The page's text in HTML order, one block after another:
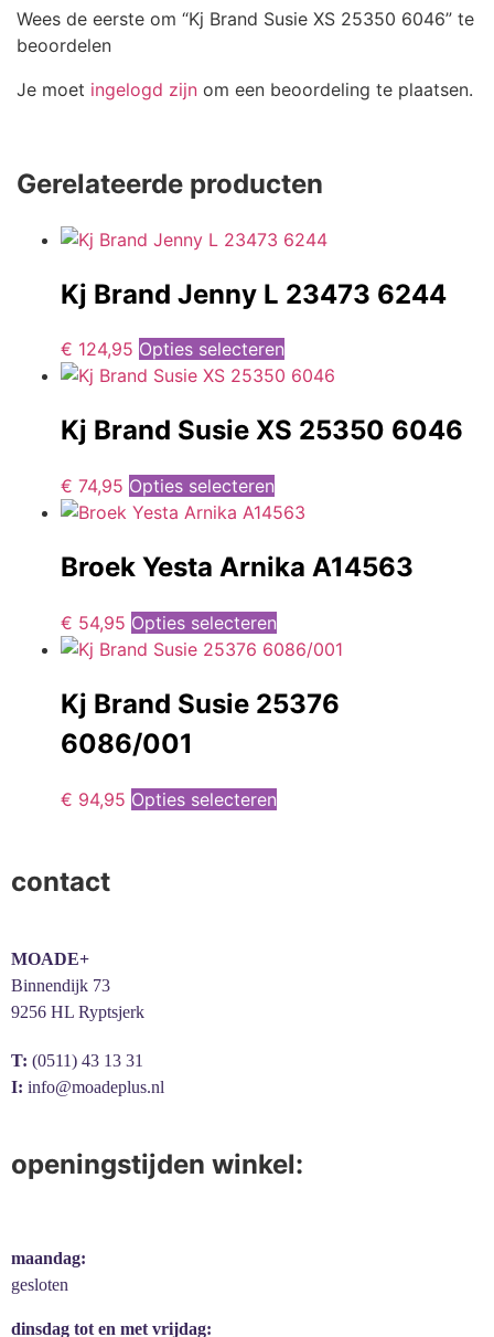
Wees de eerste om “Kj Brand Susie XS 25350 6046” te
beoordelen
Je moet ingelogd zijn om een beoordeling te plaatsen.
Gerelateerde producten
Kj Brand Jenny L 23473 6244
€ 124,95 Opties selecteren
Kj Brand Susie XS 25350 6046
€ 74,95 Opties selecteren
Broek Yesta Arnika A14563
€ 54,95 Opties selecteren
Kj Brand Susie 25376
6086/001
€ 94,95 Opties selecteren
contact
MOADE+
Binnendijk 73
9256 HL Ryptsjerk
T: (0511) 43 13 31
I: info@moadeplus.nl
openingstijden winkel:
maandag:
gesloten
dinsdag tot en met vrijdag: